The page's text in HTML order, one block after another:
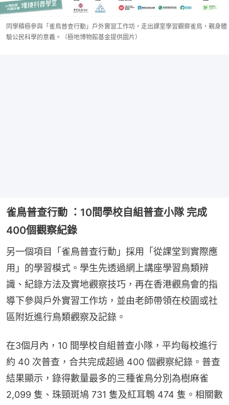
同學積極參與「雀鳥普查行動」戶外實習工作坊，走出課室學習觀察雀鳥，親身體
驗公民科學的意義。（極地博物館基金提供圖片）
雀鳥普查行動 ：10間學校自組普查小隊 完成
400個觀察紀錄
另一個項目「雀鳥普查行動」採用「從課堂到實際應
用」的學習模式。學生先透過網上講座學習鳥類辨
識、紀錄方法及實地觀察技巧，再在香港觀鳥會的指
導下參與戶外實習工作坊，並由老師帶領在校園或社
區附近進行鳥類觀察及記錄。
在3個月內，10 間學校自組普查小隊，平均每校進行
約 40 次普查，合共完成超過 400 個觀察紀錄。普查
結果顯示，錄得數量最多的三種雀鳥分別為樹麻雀
2,099 隻、珠頸斑鳩 731 隻及紅耳鵯 474 隻。相關數